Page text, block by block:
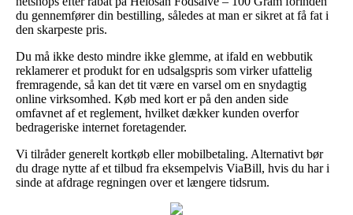
du gennemfører din bestilling, således at man er sikret at få fat i
den skarpeste pris.
Du må ikke desto mindre ikke glemme, at ifald en webbutik
reklamerer et produkt for en udsalgspris som virker ufattelig
fremragende, så kan det tit være en varsel om en snydagtig
online virksomhed. Køb med kort er på den anden side
omfavnet af et reglement, hvilket dækker kunden overfor
bedrageriske internet foretagender.
Vi tilråder generelt kortkøb eller mobilbetaling. Alternativt bør
du drage nytte af et tilbud fra eksempelvis ViaBill, hvis du har i
sinde at afdrage regningen over et længere tidsrum.